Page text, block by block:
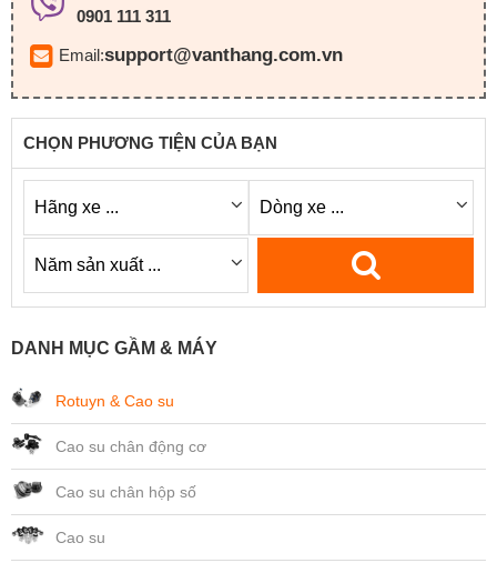
0901 111 311
Email:support@vanthang.com.vn
CHỌN PHƯƠNG TIỆN CỦA BẠN
DANH MỤC GẦM & MÁY
Rotuyn & Cao su
Cao su chân động cơ
Cao su chân hộp số
Cao su